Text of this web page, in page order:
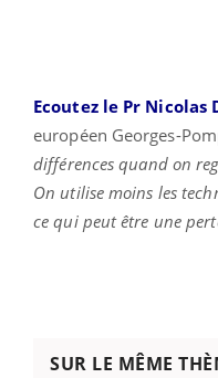
Ecoutez le Pr Nicolas
européen Georges-
différences quand on
On utilise moins les
ce qui peut être une
SUR LE MÊME